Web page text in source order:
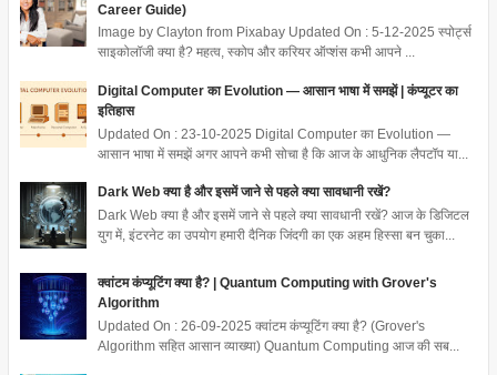
Career Guide)
Image by Clayton from Pixabay Updated On : 5-12-2025 स्पोर्ट्स
साइकोलॉजी क्या है? महत्व, स्कोप और करियर ऑप्शंस कभी आपने ...
Digital Computer का Evolution — आसान भाषा में समझें | कंप्यूटर का
इतिहास
Updated On : 23-10-2025 Digital Computer का Evolution —
आसान भाषा में समझें अगर आपने कभी सोचा है कि आज के आधुनिक लैपटॉप या...
Dark Web क्या है और इसमें जाने से पहले क्या सावधानी रखें?
Dark Web क्या है और इसमें जाने से पहले क्या सावधानी रखें? आज के डिजिटल
युग में, इंटरनेट का उपयोग हमारी दैनिक जिंदगी का एक अहम हिस्सा बन चुका...
क्वांटम कंप्यूटिंग क्या है? | Quantum Computing with Grover's
Algorithm
Updated On : 26-09-2025 क्वांटम कंप्यूटिंग क्या है? (Grover's
Algorithm सहित आसान व्याख्या) Quantum Computing आज की सब...